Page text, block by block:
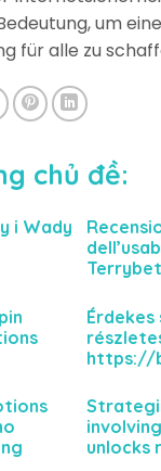
um
für alle zu
chủ đề:
i Wady
Terrybet
https://
unlocks